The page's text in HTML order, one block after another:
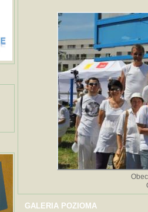
GALERIA POZIOMA